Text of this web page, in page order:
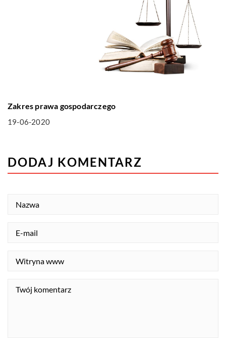
Zakres prawa gospodarczego
19-06-2020
DODAJ KOMENTARZ